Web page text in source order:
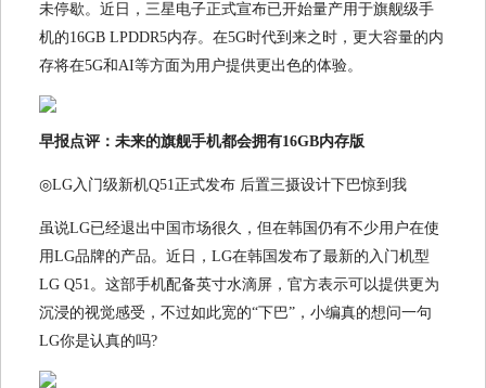
未停歇。近日，三星电子正式宣布已开始量产用于旗舰级手
机的16GB LPDDR5内存。在5G时代到来之时，更大容量的内
存将在5G和AI等方面为用户提供更出色的体验。
早报点评：未来的旗舰手机都会拥有16GB内存版
◎LG入门级新机Q51正式发布 后置三摄设计下巴惊到我
虽说LG已经退出中国市场很久，但在韩国仍有不少用户在使
用LG品牌的产品。近日，LG在韩国发布了最新的入门机型
LG Q51。这部手机配备英寸水滴屏，官方表示可以提供更为
沉浸的视觉感受，不过如此宽的“下巴”，小编真的想问一句
LG你是认真的吗?